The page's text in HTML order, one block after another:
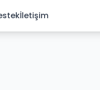
İletişim